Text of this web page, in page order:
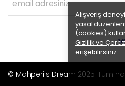
Alışveriş
yasal
(cookies)
Gizlilik ve
erişebilirsiniz.
© Mahperi's Dream 2025. Tüm